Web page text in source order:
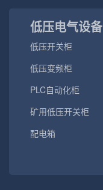
低压电气设备
低压开关柜
低压变频柜
PLC自动化柜
矿用低压开关柜
配电箱